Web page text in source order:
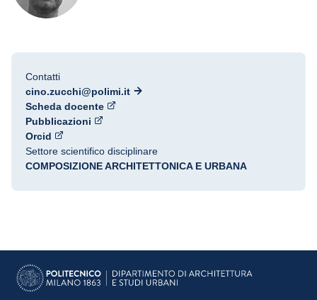
Contatti
cino.zucchi@polimi.it
Scheda docente
Pubblicazioni
Orcid
Settore scientifico disciplinare
COMPOSIZIONE ARCHITETTONICA E URBANA